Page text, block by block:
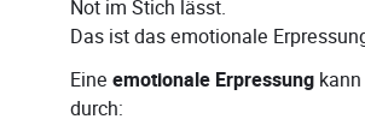
Not im Stich lässt.
Das ist das emotionale
Eine emotionale Erpressung
durch: